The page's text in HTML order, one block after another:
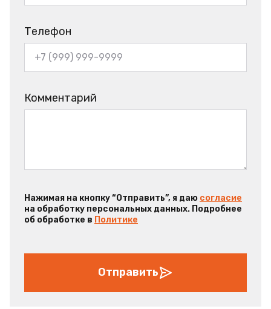
Телефон
Комментарий
Нажимая на кнопку “Отправить”, я даю согласие
на обработку персональных данных. Подробнее
об обработке в Политике
Отправить